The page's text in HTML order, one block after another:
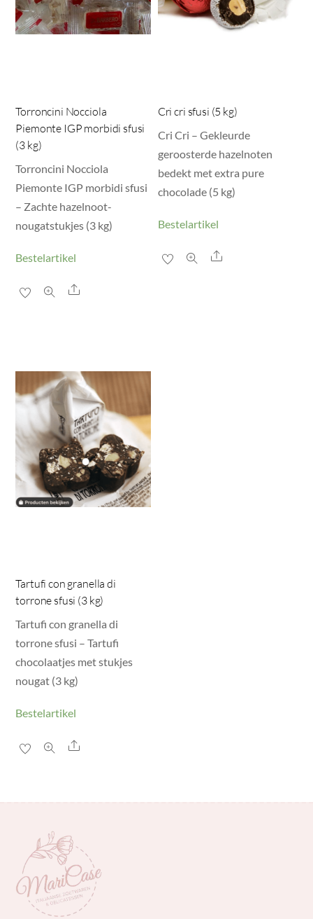
Torroncini Nocciola
Piemonte IGP morbidi sfusi
(3 kg)
Torroncini Nocciola
Piemonte IGP morbidi sfusi
– Zachte hazelnoot-
nougatstukjes (3 kg)
Bestelartikel
Share
Cri cri sfusi (5 kg)
Cri Cri – Gekleurde
geroosterde hazelnoten
bedekt met extra pure
chocolade (5 kg)
Bestelartikel
Share
Tartufi con granella di
torrone sfusi (3 kg)
Tartufi con granella di
torrone sfusi – Tartufi
chocolaatjes met stukjes
nougat (3 kg)
Bestelartikel
Share